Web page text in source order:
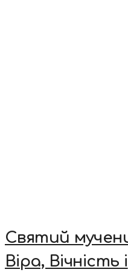
Святий
Віра, Вічність і